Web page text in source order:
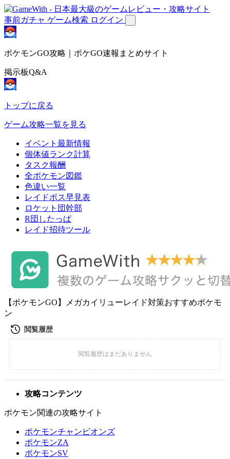
事前ガチャ ゲーム検索 ログイン
ポケモンGO攻略｜ポケGO速報まとめサイト
掲示板Q&A
トップに戻る
ゲーム攻略一覧を見る
イベント最新情報
個体値ランク計算
タスク報酬
全ポケモン図鑑
色違い一覧
レイドボス早見表
ロケット団幹部
R団したっぱ
レイド招待ツール
【ポケモンGO】メガカイリューレイド対策おすすめポケモ
ン
攻略コンテンツ
ポケモン関連の攻略サイト
ポケモンチャンピオンズ
ポケモンZA
ポケモンSV